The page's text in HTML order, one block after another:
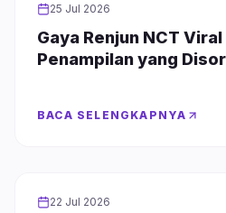
FASHION
25 Jul 2026
Gaya Renjun NCT
Penampilan yang
BACA SELENGKAPNYA
FASHION
22 Jul 2026